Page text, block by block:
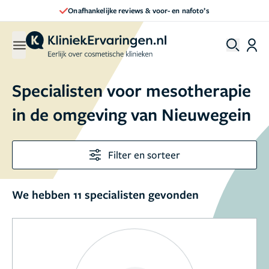
Onafhankelijke reviews & voor- en nafoto’s
Specialisten voor mesotherapie
in de omgeving van Nieuwegein
Filter en sorteer
We hebben 11 specialisten gevonden